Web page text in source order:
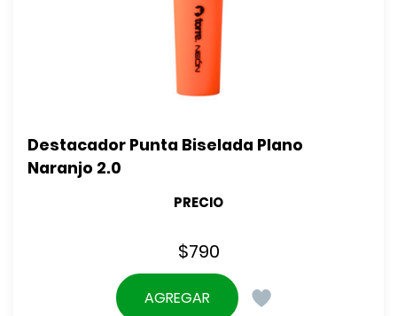
Destacador Punta Biselada Plano
Naranjo 2.0
PRECIO
$790
AGREGAR